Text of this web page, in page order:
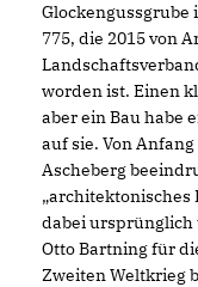
Glockengussgrube
775, die 2015 von
worden ist. Einen
aber ein Bau habe
auf sie. Von
Ascheberg
architektonisches
dabei ursprünglich
Otto Bartning für
Zweiten Weltkrieg